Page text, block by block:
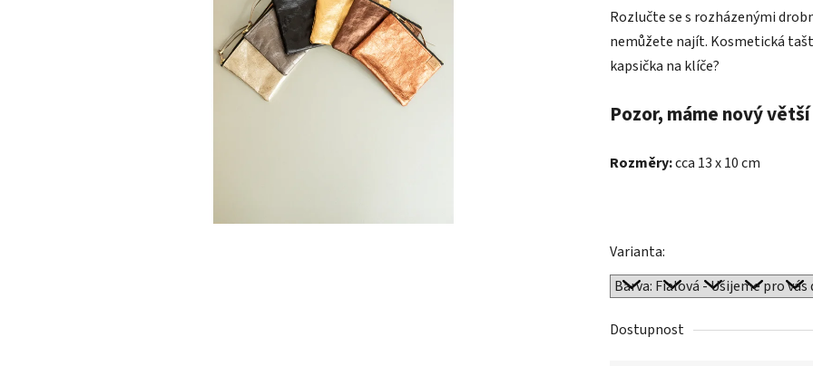
5,0
z
5
Rozlučte se s rozházenými
nemůžete najít. Kosmetická
kapsička na klíče?
Pozor, máme nový
Rozměry:cca 13 x 10 cm
Varianta:
Dostupnost